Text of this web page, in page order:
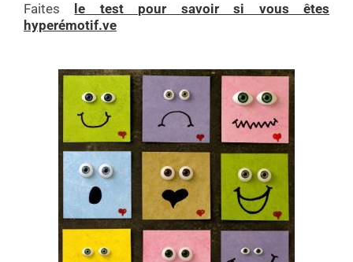
Faites
le test pour savoir si vous êtes
hyperémotif.ve